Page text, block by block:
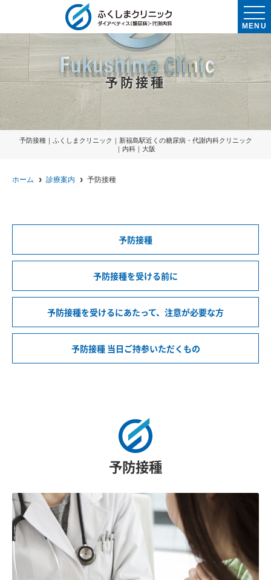
MENU
予防接種
予防接種｜ふくしまクリニック｜新福島駅近くの糖尿病・代謝内科クリニック
｜内科｜大阪
ホーム 診療案内 予防接種
予防接種
予防接種を受ける前に
予防接種を受けるにあたって、注意が必要な方
予防接種 当日ご持参いただくもの
予防接種